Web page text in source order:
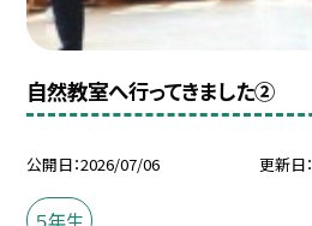
自然教室へ行ってきました②
公開日 2026/07/06 更新日
５年生